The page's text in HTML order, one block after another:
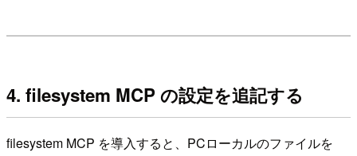
4. filesystem MCP の設定を追記する
filesystem MCP を導入すると、PCローカルのファイルを